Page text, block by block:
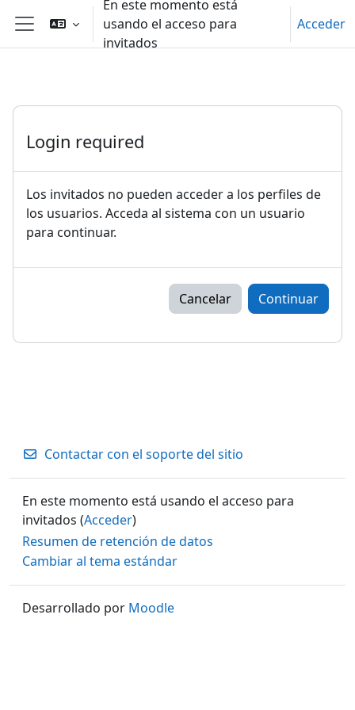
Salta al contenido principal
Panel lateral
En este momento está
usando el acceso para
invitados
Acceder
Login required
Los invitados no pueden acceder a los perfiles de
los usuarios. Acceda al sistema con un usuario
para continuar.
Cancelar Continuar
Contactar con el soporte del sitio
En este momento está usando el acceso para
invitados (Acceder)
Resumen de retención de datos
Cambiar al tema estándar
Desarrollado por Moodle